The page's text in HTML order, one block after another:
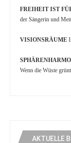
FREIHEIT IST
der Sängerin und
VISIONSRÄUME
Wenn die Wüste
AKTUELLE